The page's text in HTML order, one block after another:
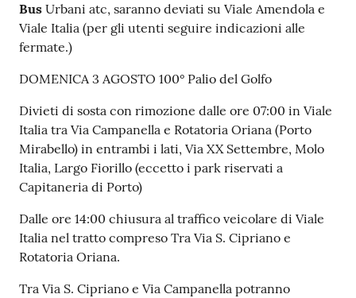
Bus Urbani atc, saranno deviati su Viale Amendola e
Viale Italia (per gli utenti seguire indicazioni alle
fermate.)
DOMENICA 3 AGOSTO 100° Palio del Golfo
Divieti di sosta con rimozione dalle ore 07:00 in Viale
Italia tra Via Campanella e Rotatoria Oriana (Porto
Mirabello) in entrambi i lati, Via XX Settembre, Molo
Italia, Largo Fiorillo (eccetto i park riservati a
Capitaneria di Porto)
Dalle ore 14:00 chiusura al traffico veicolare di Viale
Italia nel tratto compreso Tra Via S. Cipriano e
Rotatoria Oriana.
Tra Via S. Cipriano e Via Campanella potranno